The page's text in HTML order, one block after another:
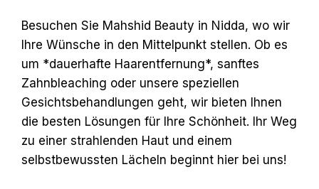
Besuchen Sie Mahshid Beauty in Nidda, wo wir
Ihre Wünsche in den Mittelpunkt stellen. Ob es
um *dauerhafte Haarentfernung*, sanftes
Zahnbleaching oder unsere speziellen
Gesichtsbehandlungen geht, wir bieten Ihnen
die besten Lösungen für Ihre Schönheit. Ihr Weg
zu einer strahlenden Haut und einem
selbstbewussten Lächeln beginnt hier bei uns!